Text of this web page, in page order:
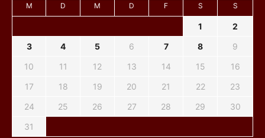
M D M D F S S
1
2
3
4 5 6 7 8
9
10
11 12 13 14 15
16
17
18 19 20 21 22
23
24
25 26 27 28 29
30
31